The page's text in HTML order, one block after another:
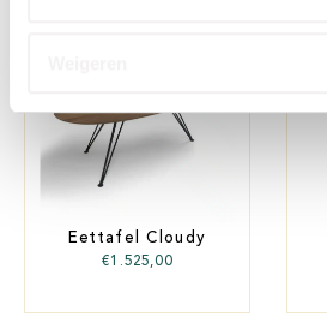
Eettafel Cloudy
€1.525,00